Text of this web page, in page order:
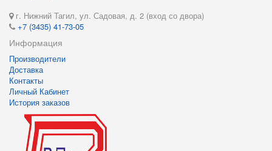
г. Нижний Тагил, ул. Садовая, д. 2 (вход со двора)
+7 (3435) 41-73-05
Информация
Производители
Доставка
Контакты
Личный Кабинет
История заказов